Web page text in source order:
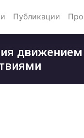
Публикации
движением